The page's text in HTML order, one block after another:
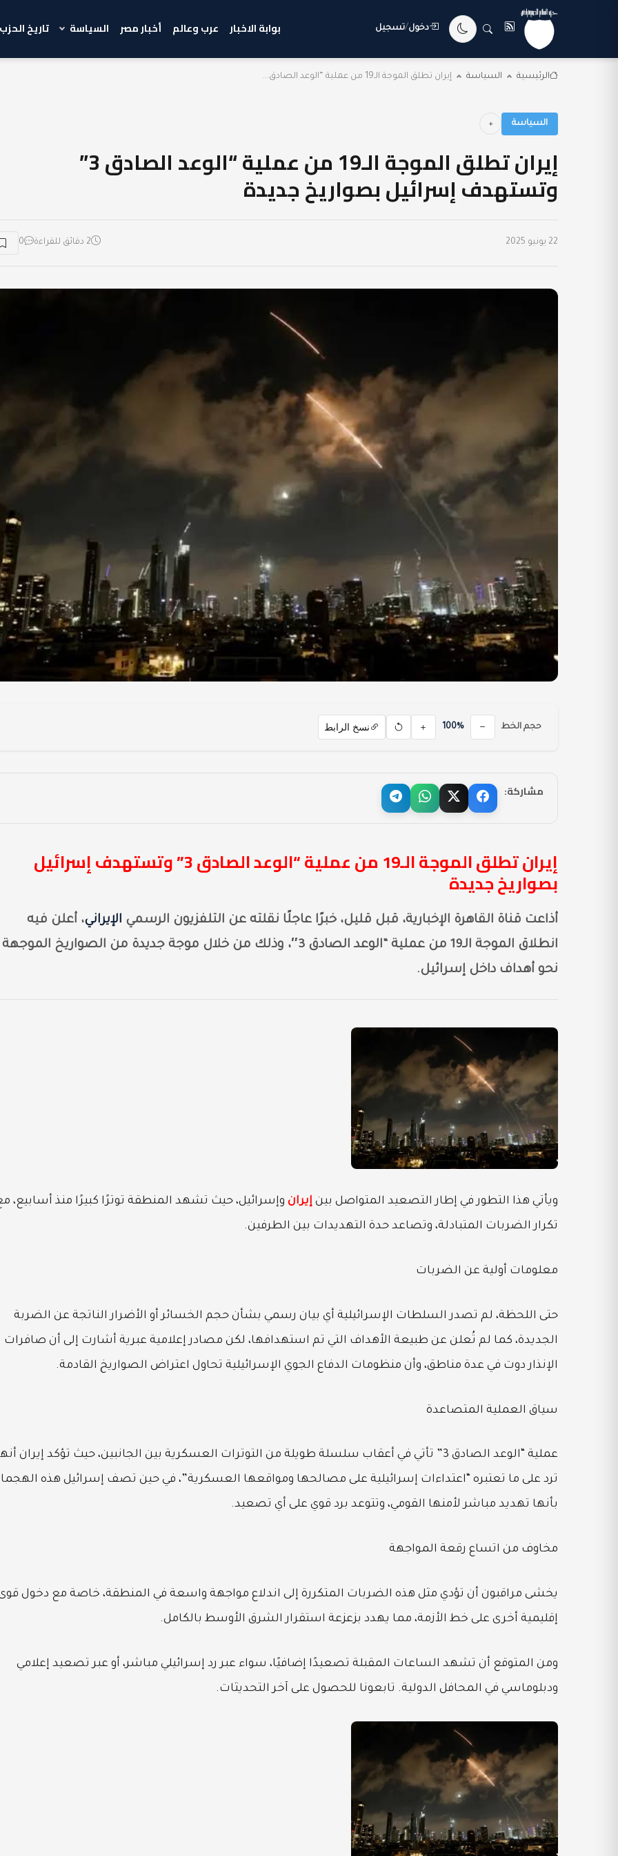
دخول/تسجيل بوابة الاخبار عرب وعالم أخبار مصر السياسة تاريخ الحزب
الرئيسية السياسة إيران تطلق الموجة الـ19 من عملية “الوعد الصادق...
السياسة
إيران تطلق الموجة الـ19 من عملية “الوعد الصادق 3”
وتستهدف إسرائيل بصواريخ جديدة
22 يونيو 2025 2 دقائق للقراءة 0
حجم الخط 100% نسخ الرابط
مشاركة:
إيران تطلق الموجة الـ19 من عملية “الوعد الصادق 3” وتستهدف إسرائيل
بصواريخ جديدة
أذاعت قناة القاهرة الإخبارية، قبل قليل، خبرًا عاجلًا نقلته عن التلفزيون الرسمي الإيراني، أعلن فيه
انطلاق الموجة الـ19 من عملية “الوعد الصادق 3″، وذلك من خلال موجة جديدة من الصواريخ الموجهة
نحو أهداف داخل إسرائيل.
ويأتي هذا التطور في إطار التصعيد المتواصل بين إيران وإسرائيل، حيث تشهد المنطقة توترًا كبيرًا منذ أسابيع،
تكرار الضربات المتبادلة، وتصاعد حدة التهديدات بين الطرفين.
معلومات أولية عن الضربات
حتى اللحظة، لم تصدر السلطات الإسرائيلية أي بيان رسمي بشأن حجم الخسائر أو الأضرار الناتجة عن الضربة
الجديدة، كما لم تُعلن عن طبيعة الأهداف التي تم استهدافها، لكن مصادر إعلامية عبرية أشارت إلى أن صافرات
الإنذار دوت في عدة مناطق، وأن منظومات الدفاع الجوي الإسرائيلية تحاول اعتراض الصواريخ القادمة.
سياق العملية المتصاعدة
عملية “الوعد الصادق 3” تأتي في أعقاب سلسلة طويلة من التوترات العسكرية بين الجانبين، حيث تؤكد إيران
ترد على ما تعتبره “اعتداءات إسرائيلية على مصالحها ومواقعها العسكرية”، في حين تصف إسرائيل هذه
بأنها تهديد مباشر لأمنها القومي، وتتوعد برد قوي على أي تصعيد.
مخاوف من اتساع رقعة المواجهة
يخشى مراقبون أن تؤدي مثل هذه الضربات المتكررة إلى اندلاع مواجهة واسعة في المنطقة، خاصة مع دخول
إقليمية أخرى على خط الأزمة، مما يهدد بزعزعة استقرار الشرق الأوسط بالكامل.
ومن المتوقع أن تشهد الساعات المقبلة تصعيدًا إضافيًا، سواء عبر رد إسرائيلي مباشر، أو عبر تصعيد إعلامي
ودبلوماسي في المحافل الدولية. تابعونا للحصول على آخر التحديثات.